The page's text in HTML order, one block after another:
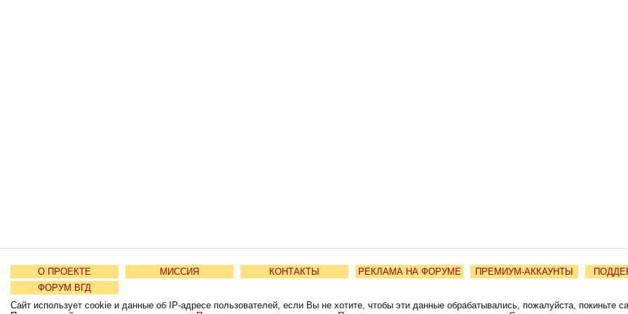
О ПРОЕКТЕ МИССИЯ КОНТАКТЫ РЕКЛАМА НА ФОРУМЕ ПРЕМИУМ-АККАУНТЫ
ФОРУМ ВГД
Сайт использует cookie и данные об IP-адресе пользователей, если Вы не хотите, чтобы эти данные обрабатывались, пожалуйста, покиньте